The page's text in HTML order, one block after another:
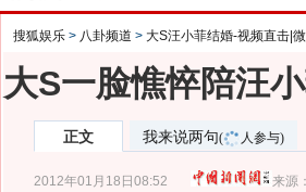
搜狐娱乐 > 八卦频道 > 大S汪小菲结婚-视频直击|
大S一脸憔悴陪汪
正文 我来说两句( 人参与)
2012年01月18日08:52 来源：